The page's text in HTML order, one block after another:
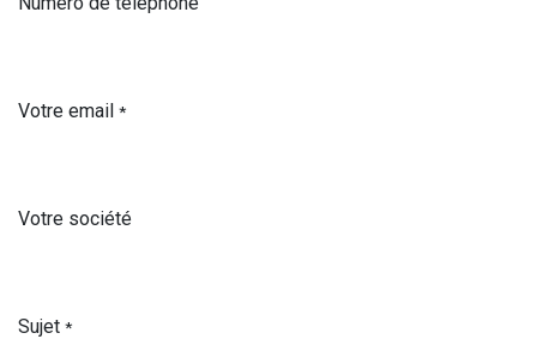
Votre email *
Votre société
Sujet *